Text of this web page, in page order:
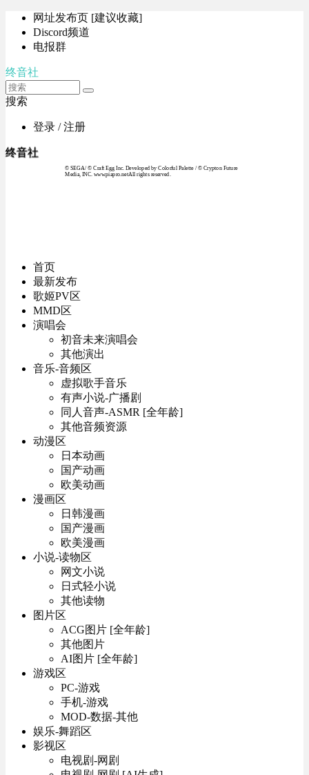
网址发布页 [建议收藏]
Discord频道
电报群
终音社
搜索
登录 / 注册
终音社
© SEGA / © Craft Egg Inc. Developed by Colorful Palette / © Crypton Future
Media, INC. www.piapro.netAll rights reserved.
首页
最新发布
歌姬PV区
MMD区
演唱会
初音未来演唱会
其他演出
音乐-音频区
虚拟歌手音乐
有声小说-广播剧
同人音声-ASMR [全年龄]
其他音频资源
动漫区
日本动画
国产动画
欧美动画
漫画区
日韩漫画
国产漫画
欧美漫画
小说-读物区
网文小说
日式轻小说
其他读物
图片区
ACG图片 [全年龄]
其他图片
AI图片 [全年龄]
游戏区
PC-游戏
手机-游戏
MOD-数据-其他
娱乐-舞蹈区
影视区
电视剧-网剧